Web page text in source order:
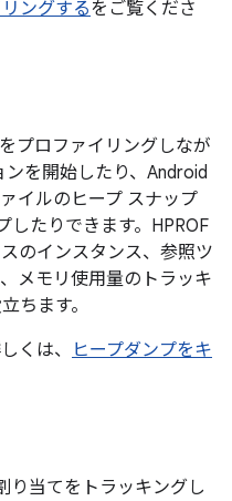
ングするをご覧くださ
プロファイリングしなが
を開始したり、Android
イルのヒープ スナップ
したりできます。HPROF
のインスタンス、参照ツ
メモリ使用量のトラッキ
ちます。
くは、
ヒープダンプをキ
り当てをトラッキングし